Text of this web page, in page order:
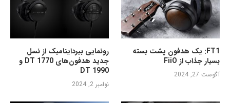
رونمایی بیرداینامیک از نسل
جدید هدفون‌های DT 1770 و
DT 1990
نوامبر 2, 2024
FT1: یک هدفون پشت بسته
بسیار جذاب از FiiO
آگوست 27, 2024